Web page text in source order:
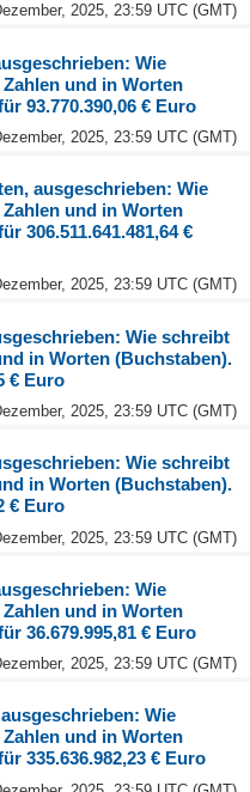
2025, 23:59 UTC (GMT)
Wie
und in Worten
93.770.390,06 € Euro
2025, 23:59 UTC (GMT)
ausgeschrieben: Wie
und in Worten
306.511.641.481,64 €
2025, 23:59 UTC (GMT)
Wie schreibt
in Worten (Buchstaben).
€ Euro
2025, 23:59 UTC (GMT)
Wie schreibt
in Worten (Buchstaben).
€ Euro
2025, 23:59 UTC (GMT)
Wie
und in Worten
36.679.995,81 € Euro
2025, 23:59 UTC (GMT)
Wie
und in Worten
335.636.982,23 € Euro